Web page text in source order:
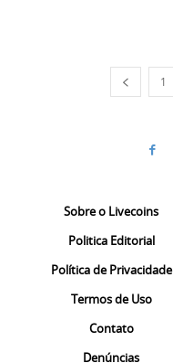
1
Sobre o Livecoins
Politica Editorial
Política de Privacidade
Termos de Uso
Contato
Denúncias